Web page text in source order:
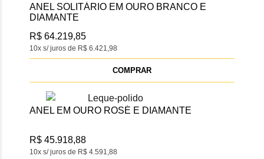
ANEL SOLITÁRIO EM OURO BRANCO E
DIAMANTE
10x s/ juros de R$ 6.421,98
R$ 64.219,85
COMPRAR
ANEL EM OURO ROSÉ E DIAMANTE
10x s/ juros de R$ 4.591,88
R$ 45.918,88